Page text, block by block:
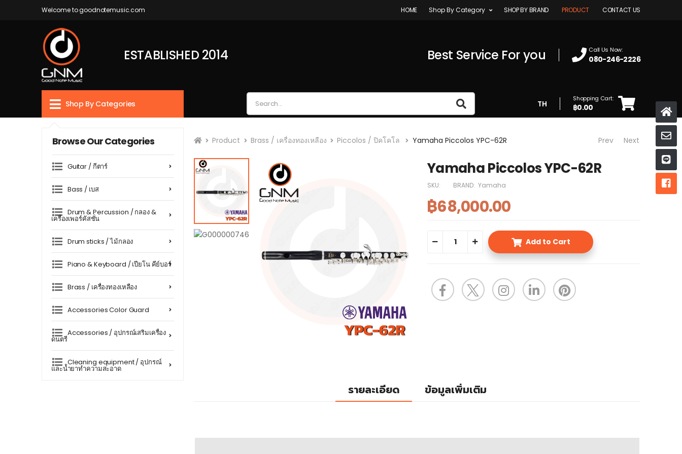
Welcome to goodnotemusic.com HOME Shop By Category SHOP BY BRAND PRODUCT CONTACT US
ESTABLISHED 2014 Best Service For you Call Us Now:
080-246-2226
Shop By Categories
Browse Our Categories
Guitar / กีตาร์
Bass / เบส
Drum & Percussion / กลอง &
เครื่องเพอร์คัสชั่น
Drum sticks / ไม้กลอง
Piano & Keyboard / เปียโน คีย์บอร์
Brass / เครื่องทองเหลือง
Accessories Color Guard
Accessories / อุปกรณ์เสริมเครื่อง
ดนตรี
Cleaning equipment / อุปกรณ์
และน้ำยาทำความสะอาด
TH
Shopping Cart:
฿0.00
Product Brass / เครื่องทองเหลือง Piccolos / ปิคโคโล Yamaha Piccolos YPC-62R Prev Next
Yamaha Piccolos YPC-62R
SKU: BRAND: Yamaha
฿68,000.00
Add to Cart
รายละเอียด ข้อมูลเพิ่มเติม